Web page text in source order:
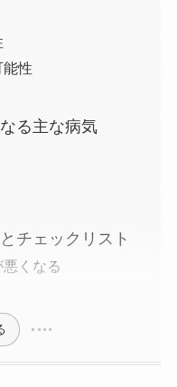
能性
る主な病気
チェックリスト
くなる